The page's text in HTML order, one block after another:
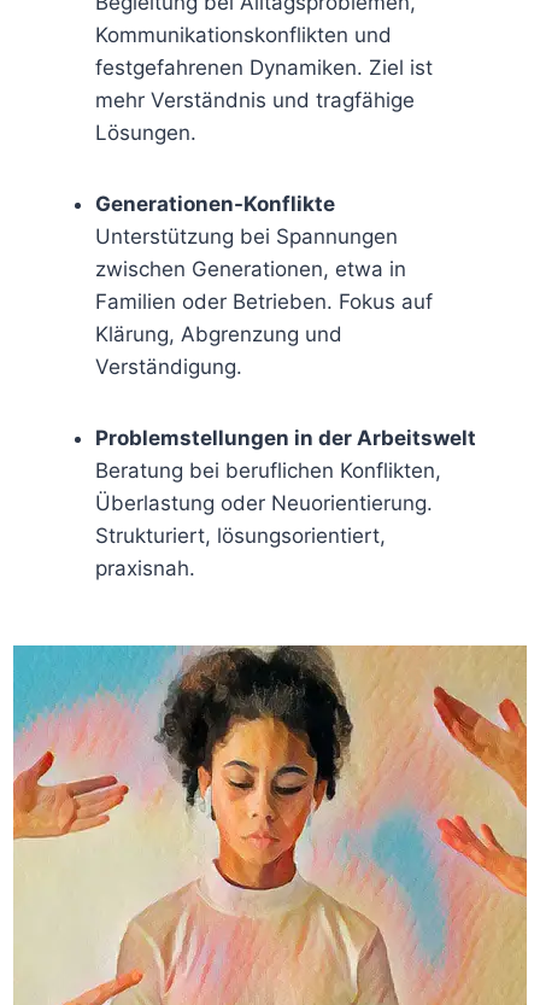
Kommunikationskonflikten und
festgefahrenen Dynamiken. Ziel ist
mehr Verständnis und tragfähige
Lösungen.
Generationen-Konflikte
Unterstützung bei Spannungen
zwischen Generationen, etwa in
Familien oder Betrieben. Fokus auf
Klärung, Abgrenzung und
Verständigung.
Problemstellungen in der Arbeitswelt
Beratung bei beruflichen Konflikten,
Überlastung oder Neuorientierung.
Strukturiert, lösungsorientiert,
praxisnah.